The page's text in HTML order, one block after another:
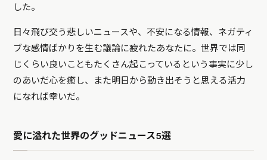
した。
日々飛び交う悲しいニュースや、不安になる情報、ネガティ
ブな感情ばかりを生む議論に疲れたあなたに。世界では同
じくらい良いこともたくさん起こっているという事実に少し
のあいだ心を癒し、また明日から動き出そうと思える活力
になれば幸いだ。
愛に溢れた世界のグッドニュース5選